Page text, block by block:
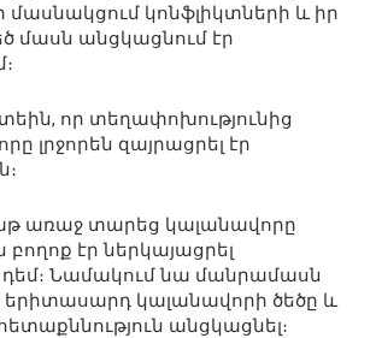
մասնակցում կոնֆլիկտների և իր
մասն անցկացնում էր
որ տեղափոխությունից
լրջորեն զայրացրել էր
առաջ տարեց կալանավորը
էր ներկայացրել
Նամակում նա մանրամասն
երիտասարդ կալանավորի ծեծը և
անցկացնել։